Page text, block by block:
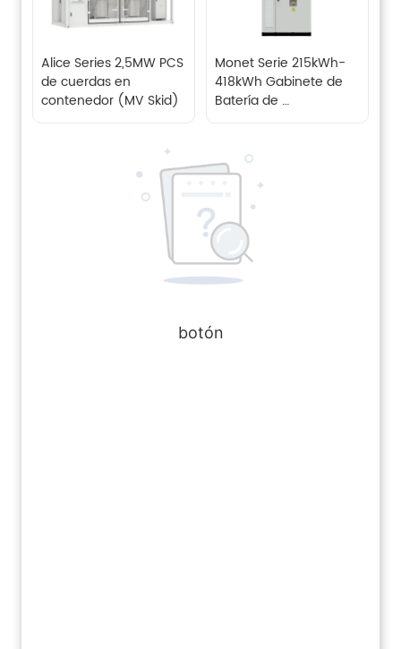
Alice Series 2,5MW PCS
de cuerdas en
contenedor (MV Skid)
Monet Serie 215kWh-
418kWh Gabinete de
Batería de
botón